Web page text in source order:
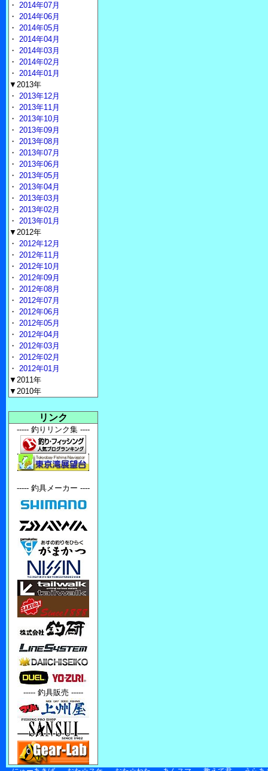
・ 2014年07月
・ 2014年06月
・ 2014年05月
・ 2014年04月
・ 2014年03月
・ 2014年02月
・ 2014年01月
▼2013年
・ 2013年12月
・ 2013年11月
・ 2013年10月
・ 2013年09月
・ 2013年08月
・ 2013年07月
・ 2013年06月
・ 2013年05月
・ 2013年04月
・ 2013年03月
・ 2013年02月
・ 2013年01月
▼2012年
・ 2012年12月
・ 2012年11月
・ 2012年10月
・ 2012年09月
・ 2012年08月
・ 2012年07月
・ 2012年06月
・ 2012年05月
・ 2012年04月
・ 2012年03月
・ 2012年02月
・ 2012年01月
▼2011年
▼2010年
リンク
----- 釣りリンク集 ----
----- 釣具メーカー ----
----- 釣具販売 -----